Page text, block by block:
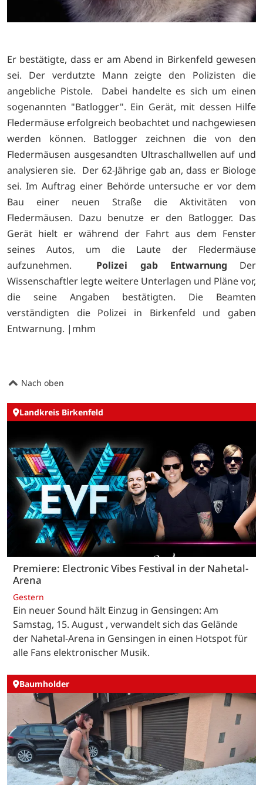
Er bestätigte, dass er am Abend in Birkenfeld gewesen
sei. Der verdutzte Mann zeigte den Polizisten die
angebliche Pistole. Dabei handelte es sich um einen
sogenannten "Batlogger". Ein Gerät, mit dessen Hilfe
Fledermäuse erfolgreich beobachtet und nachgewiesen
werden können. Batlogger zeichnen die von den
Fledermäusen ausgesandten Ultraschallwellen auf und
analysieren sie. Der 62-Jährige gab an, dass er Biologe
sei. Im Auftrag einer Behörde untersuche er vor dem
Bau einer neuen Straße die Aktivitäten von
Fledermäusen. Dazu benutze er den Batlogger. Das
Gerät hielt er während der Fahrt aus dem Fenster
seines Autos, um die Laute der Fledermäuse
aufzunehmen.
Polizei gab Entwarnung Der
Wissenschaftler legte weitere Unterlagen und Pläne vor,
die seine Angaben bestätigten. Die Beamten
verständigten die Polizei in Birkenfeld und gaben
Entwarnung. |mhm
Nach oben
Landkreis Birkenfeld
Premiere: Electronic Vibes Festival in der Nahetal-
Arena
Gestern
Ein neuer Sound hält Einzug in Gensingen: Am
Samstag, 15. August , verwandelt sich das Gelände
der Nahetal-Arena in Gensingen in einen Hotspot für
alle Fans elektronischer Musik.
Baumholder